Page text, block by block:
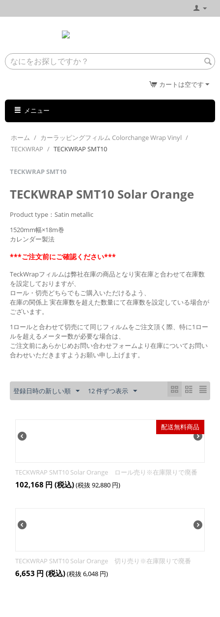
カートは空です
メニュー
ホーム / カーラッピングフィルム Colorchange Wrap Vinyl /
TECKWRAP / TECKWRAP SMT10
TECKWRAP SMT10
TECKWRAP SMT10 Solar Orange
Product type：Satin metallic
1520mm幅×18m巻
カレンダー製法
***ご注文前にご確認ください***
TeckWrapフィルムは弊社在庫の商品となり実在庫と合わせて在庫数
を設定しておりますが、
ロール・切売どちらでもご購入いただけるよう、
在庫の関係上 実在庫数を超えた数量にて在庫数を設定している場合が
ございます。
1ロールと合わせて切売にて同じフィルムをご注文頂く際、特に1ロー
ルを超えるメーター数が必要な場合は、
ご注文前にあらかじめお問い合わせフォームより在庫についてお問い
合わせいただきますようお願い申し上げます。
登録日時の新しい順 12 件ずつ表示
配送無料商品
TECKWRAP SMT10 Solar Orange ロール売り※在庫限りで廃番
102,168 円 (税込)(税抜 92,880 円)
TECKWRAP SMT10 Solar Orange 切り売り※在庫限りで廃番
6,653 円 (税込)(税抜 6,048 円)